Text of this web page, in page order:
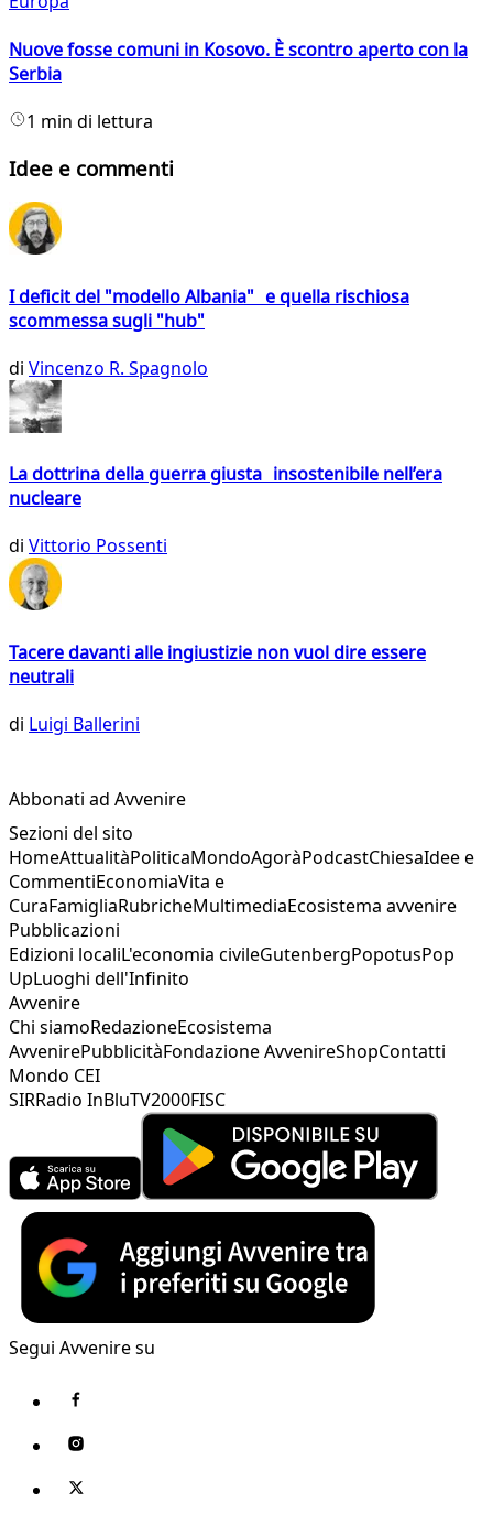
Nuove fosse comuni in Kosovo. È scontro aperto con la
Serbia
1 min di lettura
Idee e commenti
I deficit del "modello Albania" e quella rischiosa
scommessa sugli "hub"
di Vincenzo R. Spagnolo
La dottrina della guerra giusta insostenibile nell’era
nucleare
di Vittorio Possenti
Tacere davanti alle ingiustizie non vuol dire essere
neutrali
di Luigi Ballerini
Abbonati ad Avvenire
Sezioni del sito
HomeAttualitàPoliticaMondoAgoràPodcastChiesaIdee e
CommentiEconomiaVita e
CuraFamigliaRubricheMultimediaEcosistema avvenire
Pubblicazioni
Edizioni localiL'economia civileGutenbergPopotusPop
UpLuoghi dell'Infinito
Avvenire
Chi siamoRedazioneEcosistema
AvvenirePubblicitàFondazione AvvenireShopContatti
Mondo CEI
SIRRadio InBluTV2000FISC
Segui Avvenire su